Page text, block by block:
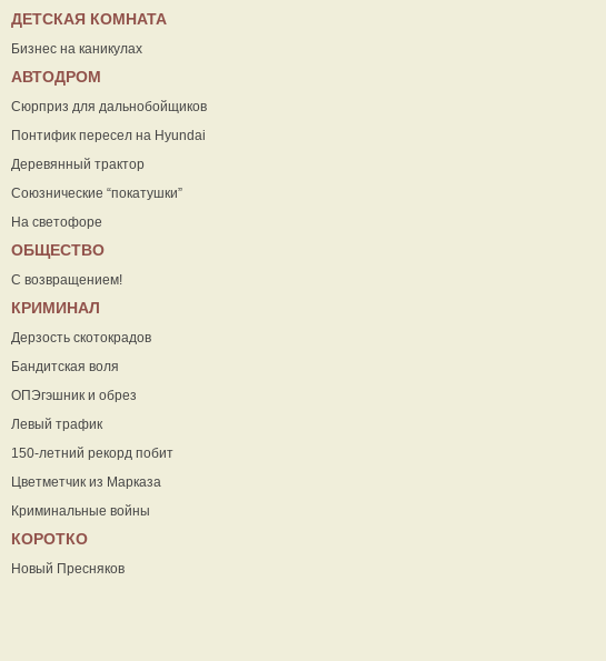
ДЕТСКАЯ КОМНАТА
Бизнес на каникулах
АВТОДРОМ
Сюрприз для дальнобойщиков
Понтифик пересел на Hyundai
Деревянный трактор
Союзнические “покатушки”
На светофоре
ОБЩЕСТВО
С возвращением!
КРИМИНАЛ
Дерзость скотокрадов
Бандитская воля
ОПЭгэшник и обрез
Левый трафик
150-летний рекорд побит
Цветметчик из Марказа
Криминальные войны
КОРОТКО
Новый Пресняков